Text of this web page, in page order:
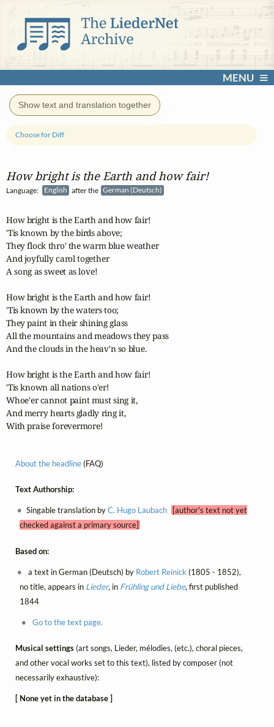
MENU
Show text and translation together
How bright is the Earth and how fair!
Language: English after the German (Deutsch)
Choose for Diff
How bright is the Earth and how fair!
'Tis known by the birds above;
They flock thro' the warm blue weather
And joyfully carol together
A song as sweet as love!
How bright is the Earth and how fair!
'Tis known by the waters too;
They paint in their shining glass
All the mountains and meadows they pass
And the clouds in the heav'n so blue.
How bright is the Earth and how fair!
'Tis known all nations o'er!
Whoe'er cannot paint must sing it,
And merry hearts gladly ring it,
With praise forevermore!
About the headline(FAQ)
Text Authorship:
Singable translation byC. Hugo Laubach
[author's text not yet
checked against a primary source]
Based on:
a text in German (Deutsch) by Robert Reinick (1805 - 1852),
no title, appears in Lieder, in Frühling und Liebe, first published
1844
Go to the text page.
Musical settings(art songs, Lieder, mélodies, (etc.), choral pieces,
and other vocal works set to this text), listed by composer (not
necessarily exhaustive):
[ None yet in the database ]